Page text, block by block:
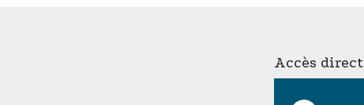
Accès direct